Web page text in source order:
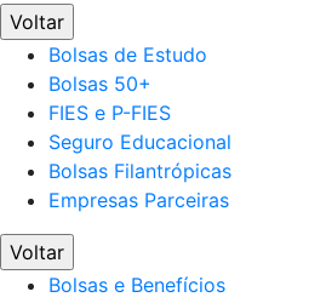
Voltar
Bolsas de Estudo
Bolsas 50+
FIES e P-FIES
Seguro Educacional
Bolsas Filantrópicas
Empresas Parceiras
Voltar
Bolsas e Benefícios